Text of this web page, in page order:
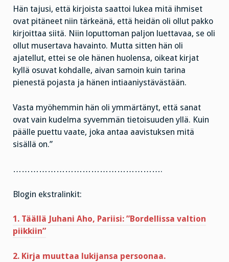
Hän tajusi, että kirjoista saattoi lukea mitä ihmiset
ovat pitäneet niin tärkeänä, että heidän oli ollut pakko
kirjoittaa siitä. Niin loputtoman paljon luettavaa, se oli
ollut musertava havainto. Mutta sitten hän oli
ajatellut, ettei se ole hänen huolensa, oikeat kirjat
kyllä osuvat kohdalle, aivan samoin kuin tarina
pienestä pojasta ja hänen intiaaniystävästään.
Vasta myöhemmin hän oli ymmärtänyt, että sanat
ovat vain kudelma syvemmän tietoisuuden yllä. Kuin
päälle puettu vaate, joka antaa aavistuksen mitä
sisällä on.”
…………………………………………….
Blogin ekstralinkit:
1. Täällä Juhani Aho, Pariisi: ”Bordellissa valtion
piikkiin”
2. Kirja muuttaa lukijansa persoonaa.